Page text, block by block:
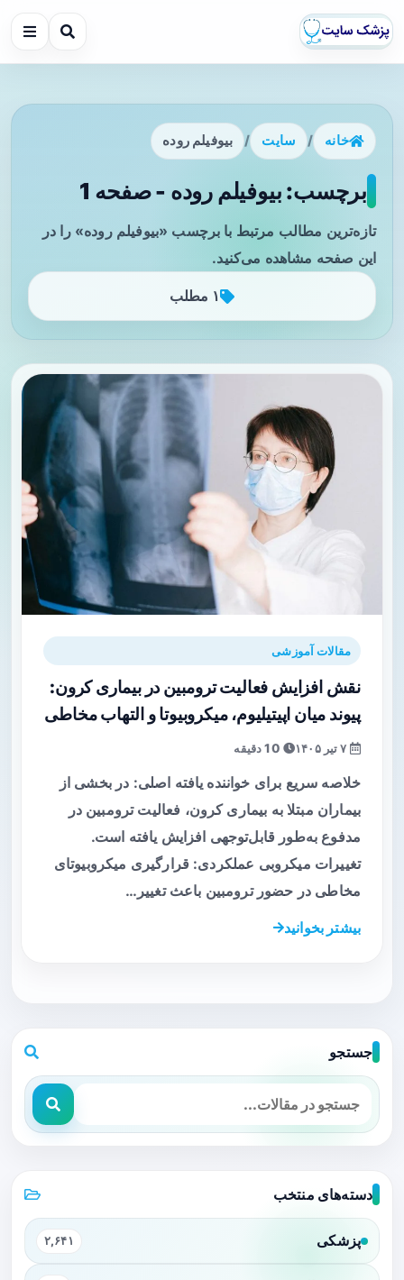
خانه / سایت / بیوفیلم روده
برچسب: بیوفیلم روده - صفحه 1
تازه‌ترین مطالب مرتبط با برچسب «بیوفیلم روده» را در
این صفحه مشاهده می‌کنید.
۱ مطلب
مقالات آموزشی
نقش افزایش فعالیت ترومبین در بیماری کرون:
پیوند میان اپیتیلیوم، میکروبیوتا و التهاب مخاطی
خلاصه سریع برای خواننده یافته اصلی: در بخشی از
بیماران مبتلا به بیماری کرون، فعالیت ترومبین در
مدفوع به‌طور قابل‌توجهی افزایش یافته است.
تغییرات میکروبی عملکردی: قرارگیری میکروبیوتای
مخاطی در حضور ترومبین باعث تغییر…
بیشتر بخوانید
جستجو
دسته‌های منتخب
پزشکی ۲,۶۴۱